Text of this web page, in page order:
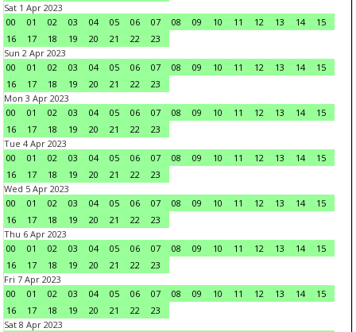
Sat 1 Apr 2023
00
01 02 03 04 05 06 07 08 09 10 11 12 13 14
15
16
17 18 19 20 21 22
23
Sun 2 Apr 2023
00
01 02 03 04 05 06 07 08 09 10 11 12 13 14
15
16
17 18 19 20 21 22
23
Mon 3 Apr 2023
00
01 02 03 04 05 06 07 08 09 10 11 12 13 14
15
16
17 18 19 20 21 22
23
Tue 4 Apr 2023
00
01 02 03 04 05 06 07 08 09 10 11 12 13 14
15
16
17 18 19 20 21 22
23
Wed 5 Apr 2023
00
01 02 03 04 05 06 07 08 09 10 11 12 13 14
15
16
17 18 19 20 21 22
23
Thu 6 Apr 2023
00
01 02 03 04 05 06 07 08 09 10 11 12 13 14
15
16
17 18 19 20 21 22
23
Fri 7 Apr 2023
00
01 02 03 04 05 06 07 08 09 10 11 12 13 14
15
16
17 18 19 20 21 22
23
Sat 8 Apr 2023